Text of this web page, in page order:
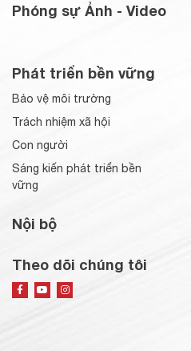
Phóng sự Ảnh - Video
Phát triển bền vững
Bảo vệ môi trường
Trách nhiệm xã hội
Con người
Sáng kiến phát triển bền
vững
Nội bộ
Theo dõi chúng tôi